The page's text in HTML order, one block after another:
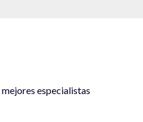
especialistas